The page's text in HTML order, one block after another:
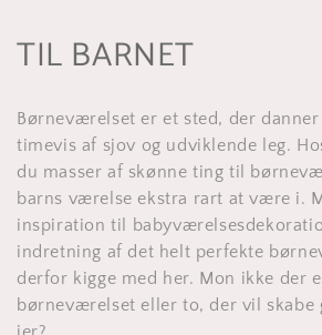
K
o
l
l
e
k
t
TIL BARNET
Børneværelset er et sted, der
timevis af sjov og udviklende leg.
du masser af skønne ting til
barns værelse ekstra rart at være i.
inspiration til
indretning af det helt perfekte
derfor kigge med her. Mon ikke der
børneværelset eller to, der vil skabe